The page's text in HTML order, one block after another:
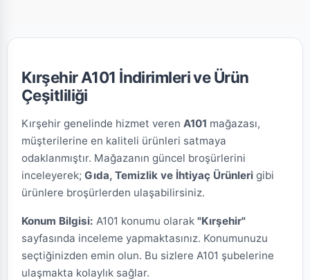
Kırşehir A101 İndirimleri ve Ürün
Çeşitliliği
Kırşehir genelinde hizmet veren A101 mağazası,
müşterilerine en kaliteli ürünleri satmaya
odaklanmıştır. Mağazanın güncel broşürlerini
inceleyerek; Gıda, Temizlik ve İhtiyaç Ürünleri gibi
ürünlere broşürlerden ulaşabilirsiniz.
Konum Bilgisi: A101 konumu olarak "Kırşehir"
sayfasında inceleme yapmaktasınız. Konumunuzu
seçtiğinizden emin olun. Bu sizlere A101 şubelerine
ulaşmakta kolaylık sağlar.